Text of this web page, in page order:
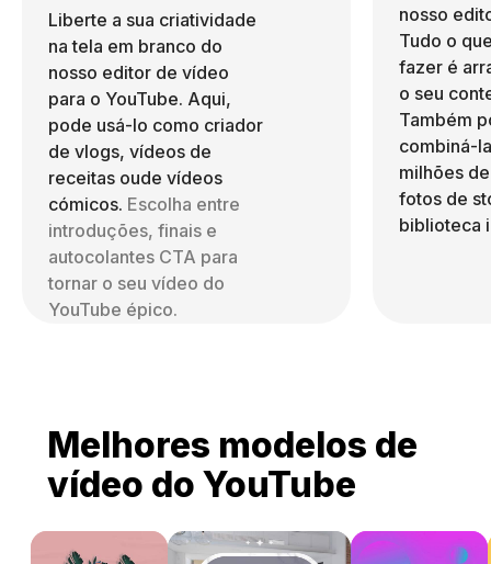
Liberte a sua criatividade
na tela em branco do
nosso editor de vídeo
para o YouTube. Aqui,
pode usá-lo como criador
de vlogs, vídeos de
receitas oude vídeos
cómicos. Escolha entre
introduções, finais e
autocolantes CTA para
tornar o seu vídeo do
YouTube épico.
nosso
Tudo o
fazer é
o seu
Também
combiná-
milhões
fotos de
biblioteca
Melhores modelos de
vídeo do YouTube